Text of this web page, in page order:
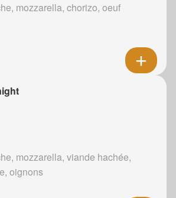
mozzarella, chorizo, oeuf
mozzarella, viande hachée,
oignons